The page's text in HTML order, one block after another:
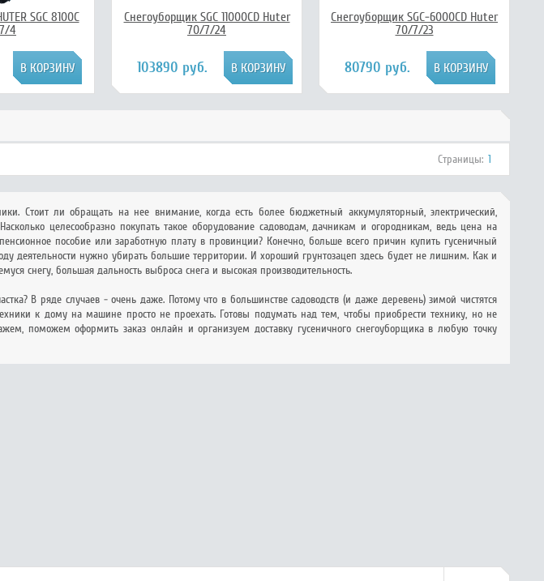
SGC 8100C
4
Снегоуборщик SGC 11000CD Huter
70/7/24
103890 руб.
Снегоуборщик SGC-6000CD Huter
70/7/23
80790 руб.
Страницы: 1
Стоит ли обращать на нее внимание, когда есть более бюджетный аккумуляторный, электрический,
целесообразно покупать такое оборудование садоводам, дачникам и огородникам, ведь цена на
пособие или заработную плату в провинции? Конечно, больше всего причин купить гусеничный
деятельности нужно убирать большие территории. И хороший грунтозацеп здесь будет не лишним. Как и
снегу, большая дальность выброса снега и высокая производительность.
В ряде случаев - очень даже. Потому что в большинстве садоводств (и даже деревень) зимой чистятся
к дому на машине просто не проехать. Готовы подумать над тем, чтобы приобрести технику, но не
поможем оформить заказ онлайн и организуем доставку гусеничного снегоуборщика в любую точку